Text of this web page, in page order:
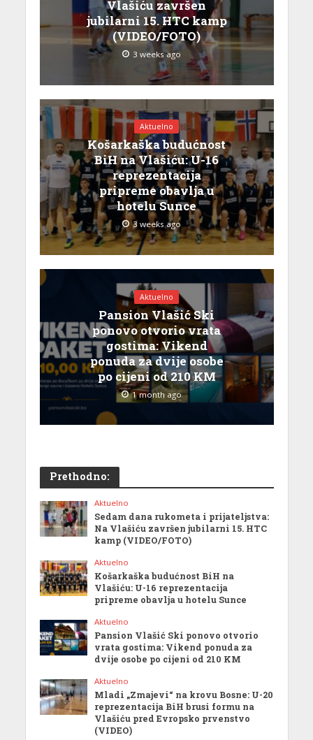
Vlašiću završen
jubilarni 15. HTC kamp
(VIDEO/FOTO)
3 weeks ago
Aktuelno
Košarkaška budućnost
BiH na Vlašiću: U-16
reprezentacija
pripreme obavlja u
hotelu Sunce
3 weeks ago
Aktuelno
Pansion Vlašić Ski
ponovo otvorio vrata
gostima: Vikend
ponuda za dvije osobe
po cijeni od 210 KM
1 month ago
Prethodno:
Aktuelno
Sedam dana rukometa i prijateljstva:
Na Vlašiću završen jubilarni 15. HTC
kamp (VIDEO/FOTO)
Aktuelno
Košarkaška budućnost BiH na
Vlašiću: U-16 reprezentacija
pripreme obavlja u hotelu Sunce
Aktuelno
Pansion Vlašić Ski ponovo otvorio
vrata gostima: Vikend ponuda za
dvije osobe po cijeni od 210 KM
Aktuelno
Mladi „Zmajevi“ na krovu Bosne: U-20
reprezentacija BiH brusi formu na
Vlašiću pred Evropsko prvenstvo
(VIDEO)